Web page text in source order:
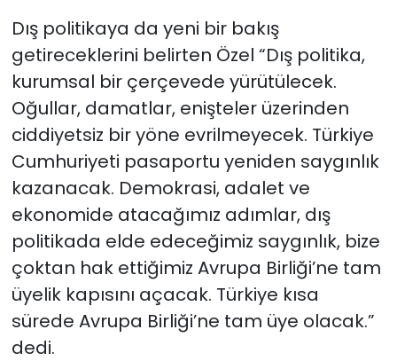
Dış politikaya da yeni bir bakış
getireceklerini belirten Özel “Dış politika,
kurumsal bir çerçevede yürütülecek.
Oğullar, damatlar, enişteler üzerinden
ciddiyetsiz bir yöne evrilmeyecek. Türkiye
Cumhuriyeti pasaportu yeniden saygınlık
kazanacak. Demokrasi, adalet ve
ekonomide atacağımız adımlar, dış
politikada elde edeceğimiz saygınlık, bize
çoktan hak ettiğimiz Avrupa Birliği’ne tam
üyelik kapısını açacak. Türkiye kısa
sürede Avrupa Birliği’ne tam üye olacak.”
dedi.